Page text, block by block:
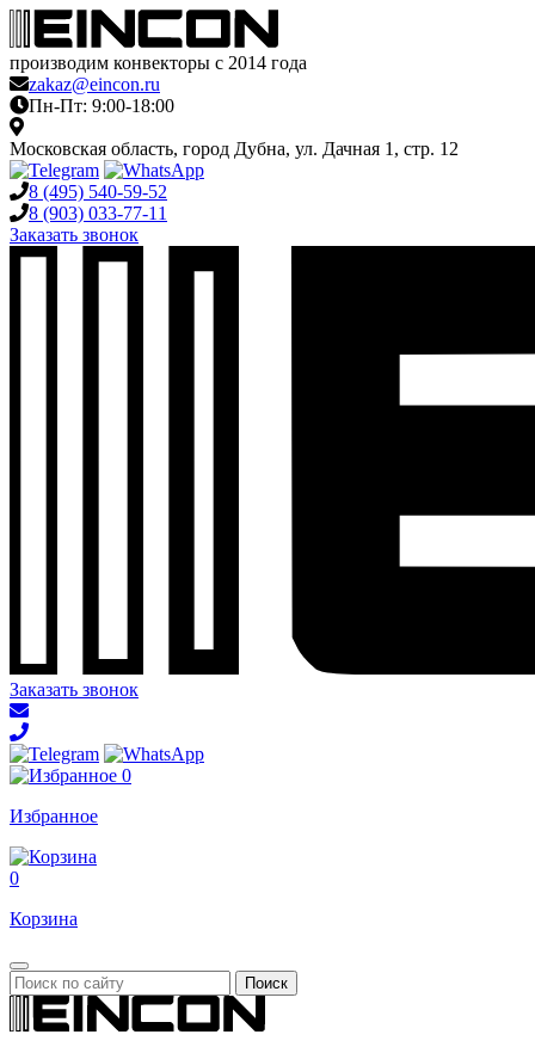
производим конвекторы с 2014 года
zakaz@eincon.ru
Пн-Пт: 9:00-18:00
Московская область, город Дубна, ул. Дачная 1, стр. 12
8 (495) 540-59-52
8 (903) 033-77-11
Заказать звонок
Заказать звонок
0
Избранное
0
Корзина